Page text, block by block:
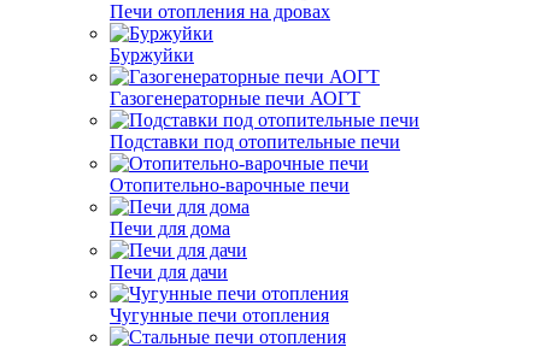
Печи отопления на дровах
Буржуйки
Газогенераторные печи АОГТ
Подставки под отопительные печи
Отопительно-варочные печи
Печи для дома
Печи для дачи
Чугунные печи отопления